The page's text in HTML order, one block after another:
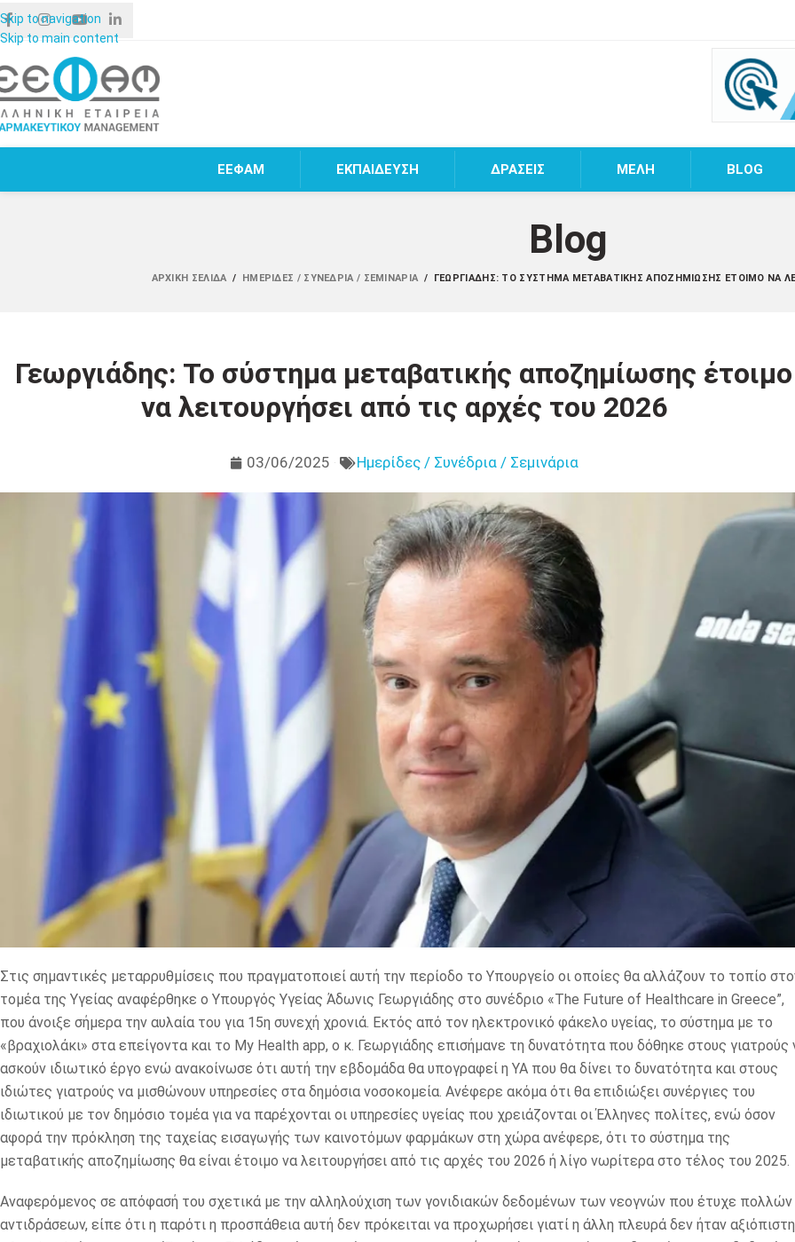
Skip to navigation
Skip to main content
ΕΕΦΑΜ ΕΚΠΑΙΔΕΥΣΗ ΔΡΑΣΕΙΣ MEΛΗ BLOG
Blog
ΑΡΧΙΚΉ ΣΕΛΊΔΑ / ΗΜΕΡΊΔΕΣ / ΣΥΝΈΔΡΙΑ / ΣΕΜΙΝΆΡΙΑ / ΓΕΩΡΓΙΆΔΗΣ: TO ΣΎΣΤΗΜΑ ΜΕΤΑΒΑΤΙΚΉΣ ΑΠΟΖΗΜΊΩΣΗΣ ΈΤΟΙΜΟ ΝΑ
Γεωργιάδης: To σύστημα μεταβατικής αποζημίωσης έτοιμο
να λειτουργήσει από τις αρχές του 2026
03/06/2025 Ημερίδες / Συνέδρια / Σεμινάρια
Στις σημαντικές μεταρρυθμίσεις που πραγματοποιεί αυτή την περίοδο το Υπουργείο οι οποίες θα αλλάζουν το τοπίο
τομέα της Υγείας αναφέρθηκε ο Υπουργός Υγείας Άδωνις Γεωργιάδης στο συνέδριο «The Future of Healthcare in Greece”,
που άνοιξε σήμερα την αυλαία του για 15η συνεχή χρονιά. Εκτός από τον ηλεκτρονικό φάκελο υγείας, το σύστημα με το
«βραχιολάκι» στα επείγοντα και το My Health app, ο κ. Γεωργιάδης επισήμανε τη δυνατότητα που δόθηκε στους γιατρούς
ασκούν ιδιωτικό έργο ενώ ανακοίνωσε ότι αυτή την εβδομάδα θα υπογραφεί η ΥΑ που θα δίνει το δυνατότητα και στους
ιδιώτες γιατρούς να μισθώνουν υπηρεσίες στα δημόσια νοσοκομεία. Ανέφερε ακόμα ότι θα επιδιώξει συνέργιες του
ιδιωτικού με τον δημόσιο τομέα για να παρέχονται οι υπηρεσίες υγείας που χρειάζονται οι Έλληνες πολίτες, ενώ όσον
αφορά την πρόκληση της ταχείας εισαγωγής των καινοτόμων φαρμάκων στη χώρα ανέφερε, ότι το σύστημα της
μεταβατικής αποζημίωσης θα είναι έτοιμο να λειτουργήσει από τις αρχές του 2026 ή λίγο νωρίτερα στο τέλος του 2025.
Αναφερόμενος σε απόφασή του σχετικά με την αλληλούχιση των γονιδιακών δεδομένων των νεογνών που έτυχε πολλών
αντιδράσεων, είπε ότι η παρότι η προσπάθεια αυτή δεν πρόκειται να προχωρήσει γιατί η άλλη πλευρά δεν ήταν